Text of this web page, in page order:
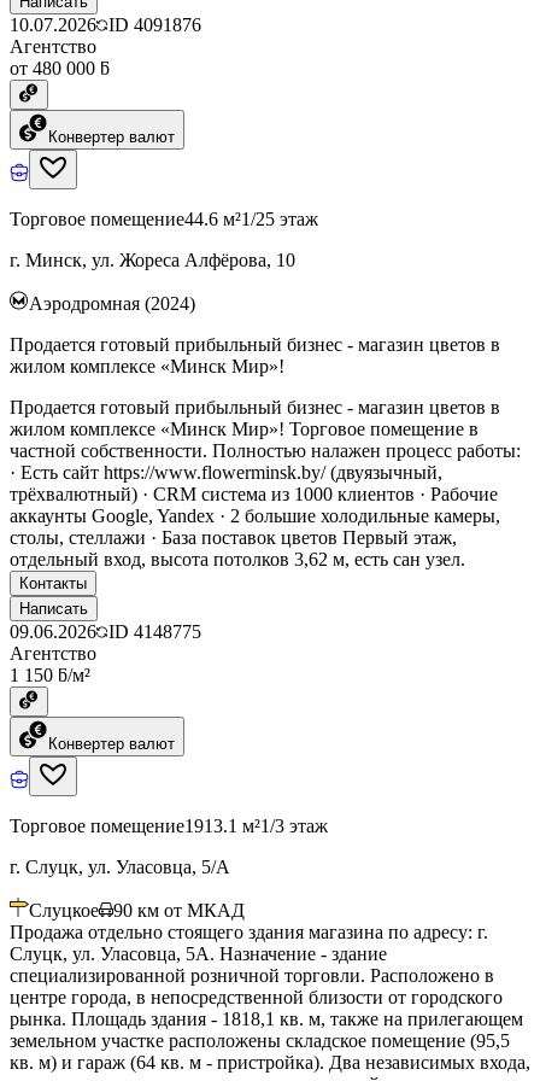
10.07.2026 ID 4091876
Агентство
от 480 000 ƃ
Конвертер валют
Торговое помещение44.6 м²1/25 этаж
г. Минск, ул. Жореса Алфёрова, 10
Аэродромная (2024)
Продается готовый прибыльный бизнес - магазин цветов в
жилом комплексе «Минск Мир»!
Продается готовый прибыльный бизнес - магазин цветов в
жилом комплексе «Минск Мир»! Торговое помещение в
частной собственности. Полностью налажен процесс работы:
· Есть сайт https://www.flowerminsk.by/ (двуязычный,
трёхвалютный) · CRM система из 1000 клиентов · Рабочие
аккаунты Google, Yandex · 2 большие холодильные камеры,
столы, стеллажи · База поставок цветов Первый этаж,
отдельный вход, высота потолков 3,62 м, есть сан узел.
Контакты
Написать
09.06.2026 ID 4148775
Агентство
1 150 ƃ/м²
Конвертер валют
Торговое помещение1913.1 м²1/3 этаж
г. Слуцк, ул. Уласовца, 5/А
Слуцкое 90 км от МКАД
Продажа отдельно стоящего здания магазина по адресу: г.
Слуцк, ул. Уласовца, 5А. Назначение - здание
специализированной розничной торговли. Расположено в
центре города, в непосредственной близости от городского
рынка. Площадь здания - 1818,1 кв. м, также на прилегающем
земельном участке расположены складское помещение (95,5
кв. м) и гараж (64 кв. м - пристройка). Два независимых входа,